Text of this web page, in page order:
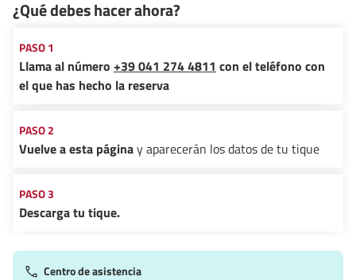
¿Qué debes hacer ahora?
PASO 1
Llama al número +39 041 274 4811 con el teléfono con
el que has hecho la reserva
PASO 2
Vuelve a esta páginay aparecerán los datos de tu tique
PASO 3
Descarga tu tique.
Centro de asistencia